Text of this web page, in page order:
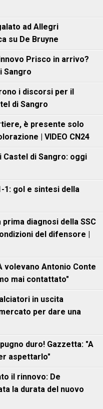
ad Allegri
su De Bruyne
Prisco in arrivo?
Sangro
i discorsi per il
di Sangro
è presente solo
| VIDEO CN24
Castel di Sangro: oggi
1: gol e sintesi della
diagnosi della SSC
del difensore |
volevano Antonio Conte
mai contattato"
in uscita
per dare una
duro! Gazzetta: "A
aspettarlo"
il rinnovo: De
la durata del nuovo